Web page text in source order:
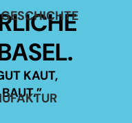
KAUT,